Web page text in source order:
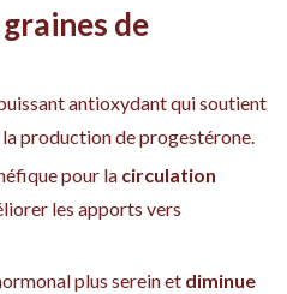
de
antioxydant qui soutient
production de progestérone.
pour la circulation
les apports vers
plus serein et diminue